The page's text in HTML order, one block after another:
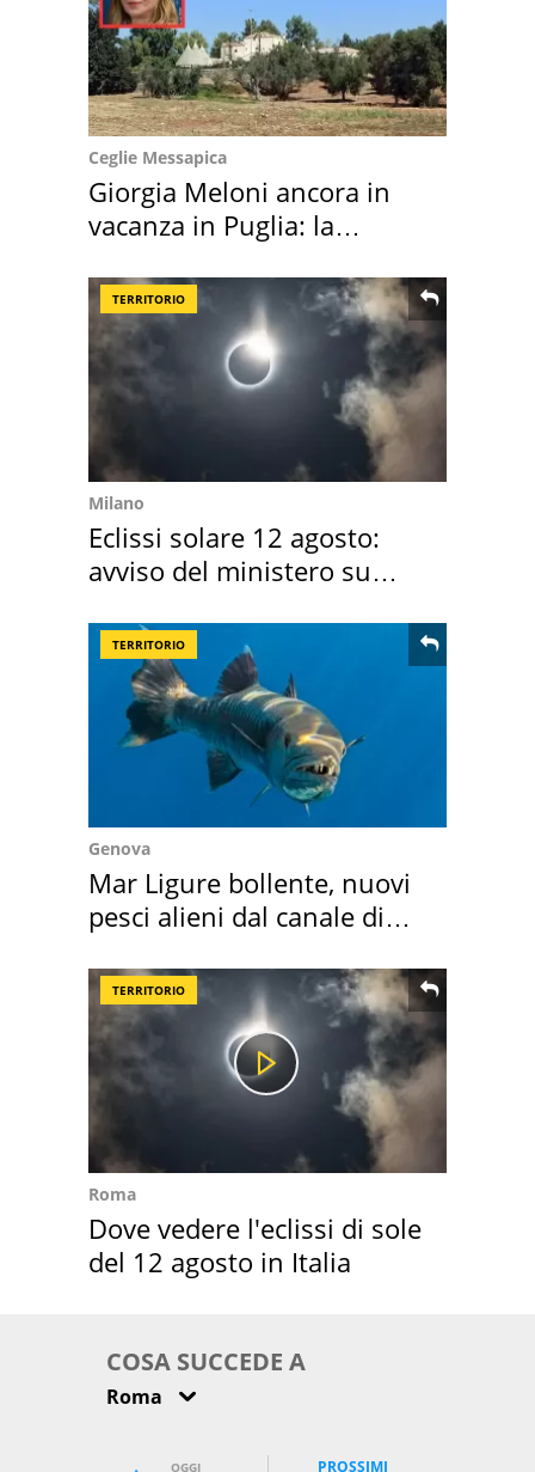
Ceglie Messapica
Giorgia Meloni ancora in
vacanza in Puglia: la
TERRITORIO
Milano
Eclissi solare 12 agosto:
avviso del ministero su
TERRITORIO
Genova
Mar Ligure bollente, nuovi
pesci alieni dal canale di
TERRITORIO
Roma
Dove vedere l'eclissi di sole
del 12 agosto in Italia